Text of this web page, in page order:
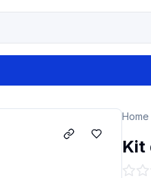
Home
Kit